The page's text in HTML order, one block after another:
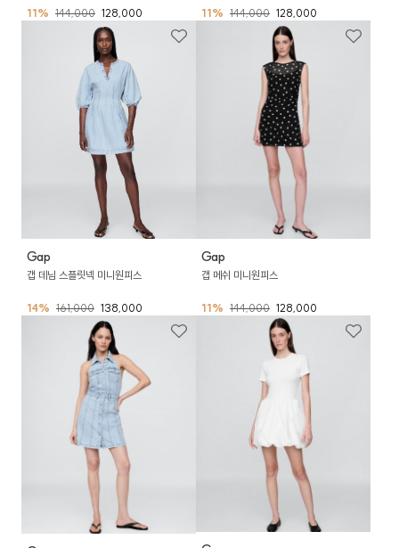
11% 144,000 128,000 11% 144,000 128,000
Gap
갭 데님 스플릿넥 미니원피스
14% 161,000 138,000
Gap
갭 메쉬 미니원피스
11% 144,000 128,000